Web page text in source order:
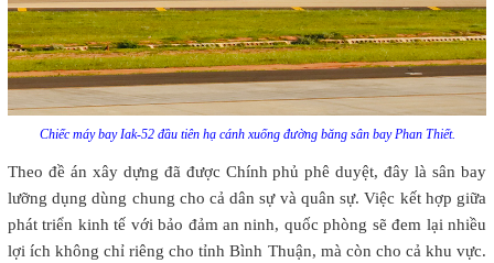
Chiếc máy bay Iak-52 đầu tiên hạ cánh xuống đường băng sân bay Phan Thiết.
Theo đề án xây dựng đã được Chính phủ phê duyệt, đây là sân bay
lưỡng dụng dùng chung cho cả dân sự và quân sự. Việc kết hợp giữa
phát triển kinh tế với bảo đảm an ninh, quốc phòng sẽ đem lại nhiều
lợi ích không chỉ riêng cho tỉnh Bình Thuận, mà còn cho cả khu vực.